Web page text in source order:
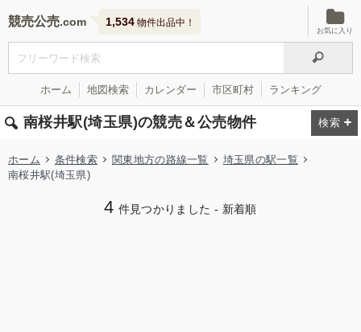
競売公売 1,534 物件出品中！
お気に入り
ホーム 地図検索 カレンダー 市区町村 ランキング
南桜井駅(埼玉県)の競売＆公売物件
ホーム 条件検索 関東地方の路線一覧
埼玉県の駅一覧
南桜井駅(埼玉県)
4 件見つかりました - 新着順